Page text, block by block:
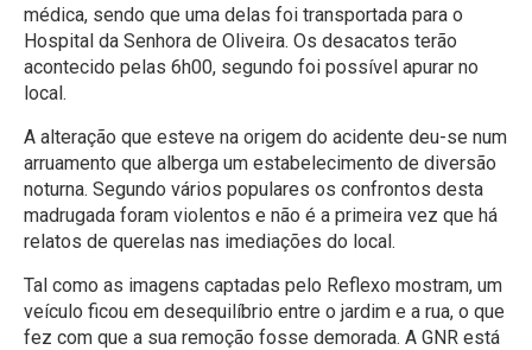
médica, sendo que uma delas foi transportada para o
Hospital da Senhora de Oliveira. Os desacatos terão
acontecido pelas 6h00, segundo foi possível apurar no
local.
A alteração que esteve na origem do acidente deu-se num
arruamento que alberga um estabelecimento de diversão
noturna. Segundo vários populares os confrontos desta
madrugada foram violentos e não é a primeira vez que há
relatos de querelas nas imediações do local.
Tal como as imagens captadas pelo Reflexo mostram, um
veículo ficou em desequilíbrio entre o jardim e a rua, o que
fez com que a sua remoção fosse demorada. A GNR está